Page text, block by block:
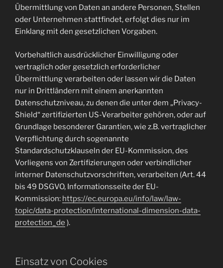
Übermittlung von Daten an andere Personen, Stellen
oder Unternehmen stattfindet, erfolgt dies nur im
Einklang mit den gesetzlichen Vorgaben.
Vorbehaltlich ausdrücklicher Einwilligung oder
vertraglich oder gesetzlich erforderlicher
Übermittlung verarbeiten oder lassen wir die Daten
nur in Drittländern mit einem anerkannten
Datenschutzniveau, zu denen die unter dem „Privacy-
Shield“ zertifizierten US-Verarbeiter gehören, oder auf
Grundlage besonderer Garantien, wie z.B. vertraglicher
Verpflichtung durch sogenannte
Standardschutzklauseln der EU-Kommission, des
Vorliegens von Zertifizierungen oder verbindlicher
interner Datenschutzvorschriften, verarbeiten (Art. 44
bis 49 DSGVO, Informationsseite der EU-
Kommission: https://ec.europa.eu/info/law/law-
topic/data-protection/international-dimension-data-
protection_de ).
Einsatz von Cookies